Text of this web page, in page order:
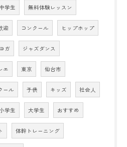
中学生 無料体験レッスン
迎 コンクール ヒップホップ
ヨガ ジャズダンス
エ 東京 仙台市
ール 子供 キッズ 社会人
学生 大学生 おすすめ
体幹トレーニング